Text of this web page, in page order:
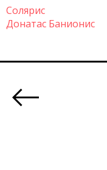
Солярис
Донатас Банионис